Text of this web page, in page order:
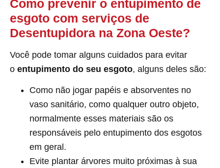
Como prevenir o entupimento de
esgoto com serviços de
Desentupidora na Zona Oeste?
Você pode tomar alguns cuidados para evitar
o entupimento do seu esgoto, alguns deles são:
Como não jogar papéis e absorventes no
vaso sanitário, como qualquer outro objeto,
normalmente esses materiais são os
responsáveis pelo entupimento dos esgotos
em geral.
Evite plantar árvores muito próximas à sua